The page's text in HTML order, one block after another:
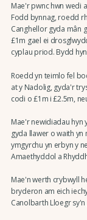
Mae'r pwnc hwn wedi
Fodd bynnag, roedd
Canghellor gyda mân
£1m gael ei
cyplau priod. Bydd
Roedd yn teimlo fel
at y Nadolig, gyda'r
codi o £1m i £2.5m,
Mae'r newidiadau hyn
gyda llawer o waith yn
ymgyrchu yn erbyn y
Amaethyddol a
Mae'n werth crybwyll
bryderon am eich
Canolbarth Lloegr